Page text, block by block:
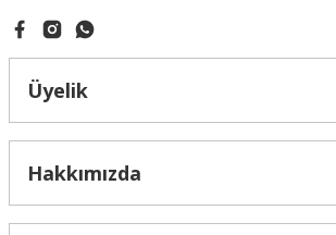
Üyelik
Hakkımızda